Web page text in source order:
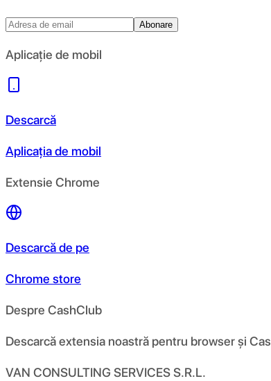
Abonare
Aplicație de mobil
Descarcă
Aplicația de mobil
Extensie Chrome
Descarcă de pe
Chrome store
Despre CashClub
Descarcă extensia noastră pentru browser și
VAN CONSULTING SERVICES S.R.L.